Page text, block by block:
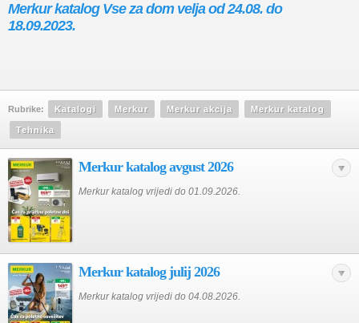
Merkur katalog Vse za dom velja od 24.08. do
18.09.2023.
Rubrike: Katalogi Merkur Merkur akcija Merkur katalog
Tehnika
Merkur katalog avgust 2026
Merkur katalog vrijedi do 01.09.2026.
Merkur katalog julij 2026
Merkur katalog vrijedi do 04.08.2026.